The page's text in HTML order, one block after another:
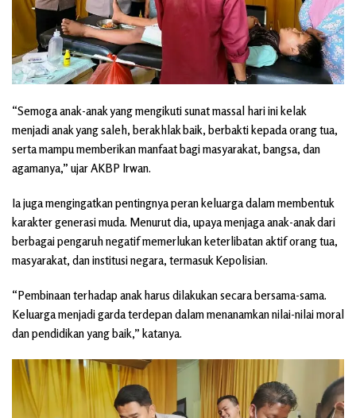
“Semoga anak-anak yang mengikuti sunat massal hari ini kelak
menjadi anak yang saleh, berakhlak baik, berbakti kepada orang tua,
serta mampu memberikan manfaat bagi masyarakat, bangsa, dan
agamanya,” ujar AKBP Irwan.
Ia juga mengingatkan pentingnya peran keluarga dalam membentuk
karakter generasi muda. Menurut dia, upaya menjaga anak-anak dari
berbagai pengaruh negatif memerlukan keterlibatan aktif orang tua,
masyarakat, dan institusi negara, termasuk Kepolisian.
“Pembinaan terhadap anak harus dilakukan secara bersama-sama.
Keluarga menjadi garda terdepan dalam menanamkan nilai-nilai moral
dan pendidikan yang baik,” katanya.